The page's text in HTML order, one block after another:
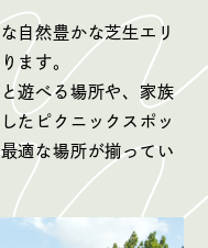
自然豊かな芝生エリ
ます。
遊べる場所や、家族
たピクニックスポッ
適な場所が揃ってい